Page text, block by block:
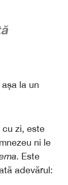
la un
zi, este
ni le
. Este
adevărul: